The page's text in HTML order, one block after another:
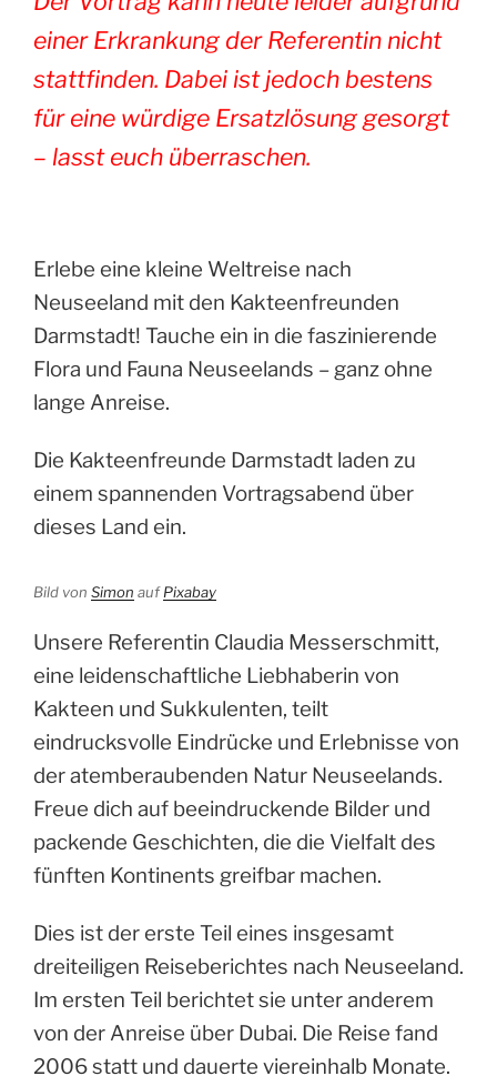
einer Erkrankung der Referentin nicht
stattfinden. Dabei ist jedoch bestens
für eine würdige Ersatzlösung gesorgt
– lasst euch überraschen.
Erlebe eine kleine Weltreise nach
Neuseeland mit den Kakteenfreunden
Darmstadt! Tauche ein in die faszinierende
Flora und Fauna Neuseelands – ganz ohne
lange Anreise.
Die Kakteenfreunde Darmstadt laden zu
einem spannenden Vortragsabend über
dieses Land ein.
Bild von Simon aufPixabay
Unsere Referentin Claudia Messerschmitt,
eine leidenschaftliche Liebhaberin von
Kakteen und Sukkulenten, teilt
eindrucksvolle Eindrücke und Erlebnisse von
der atemberaubenden Natur Neuseelands.
Freue dich auf beeindruckende Bilder und
packende Geschichten, die die Vielfalt des
fünften Kontinents greifbar machen.
Dies ist der erste Teil eines insgesamt
dreiteiligen Reiseberichtes nach Neuseeland.
Im ersten Teil berichtet sie unter anderem
von der Anreise über Dubai. Die Reise fand
2006 statt und dauerte viereinhalb Monate.